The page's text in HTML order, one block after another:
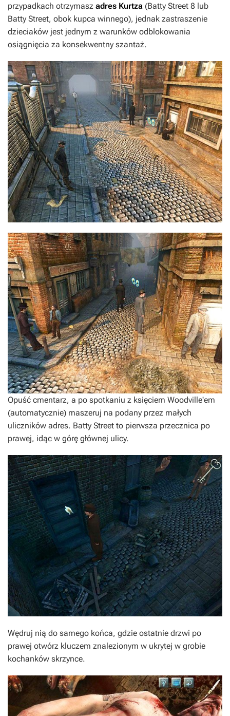
przypadkach otrzymasz adres Kurtza (Batty Street 8 lub
Batty Street, obok kupca winnego), jednak zastraszenie
dzieciaków jest jednym z warunków odblokowania
osiągnięcia za konsekwentny szantaż.
Opuść cmentarz, a po spotkaniu z księciem Woodville'em
(automatycznie) maszeruj na podany przez małych
uliczników adres. Batty Street to pierwsza przecznica po
prawej, idąc w górę głównej ulicy.
Wędruj nią do samego końca, gdzie ostatnie drzwi po
prawej otwórz kluczem znalezionym w ukrytej w grobie
kochanków skrzynce.